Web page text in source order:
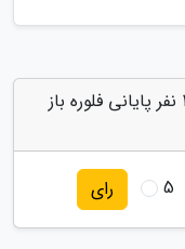
به "بانوان شمشیرباز از صعود به جمع 16 نفر پایانی فلوره باز
5 رای